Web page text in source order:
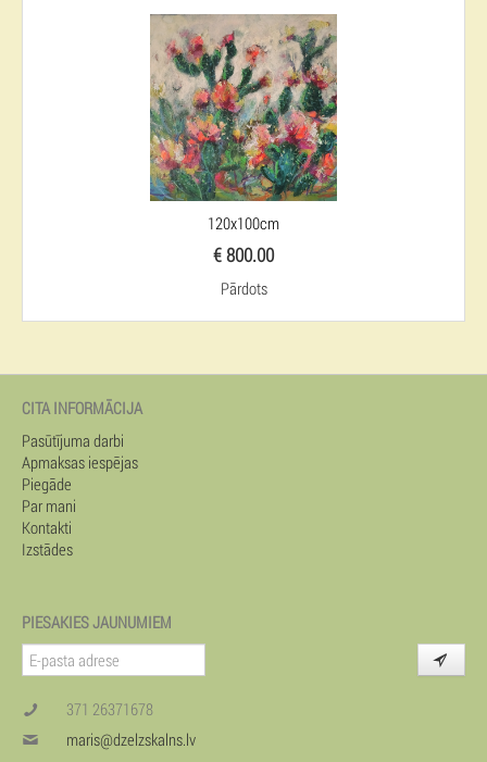
120x100cm
€ 800.00
Pārdots
CITA INFORMĀCIJA
Pasūtījuma darbi
Apmaksas iespējas
Piegāde
Par mani
Kontakti
Izstādes
PIESAKIES JAUNUMIEM
371 26371678
maris@dzelzskalns.lv